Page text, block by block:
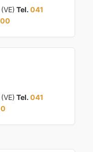
Tel. 041
Tel. 041